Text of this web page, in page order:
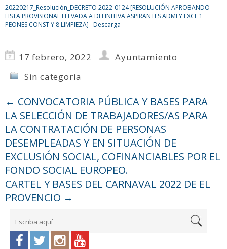
20220217_Resolución_DECRETO 2022-0124 [RESOLUCIÓN APROBANDO
LISTA PROVISIONAL ELEVADA A DEFINITIVA ASPIRANTES ADMI Y EXCL 1
PEONES CONST Y 8 LIMPIEZA] Descarga
17 febrero, 2022
Ayuntamiento
Sin categoría
← CONVOCATORIA PÚBLICA Y BASES PARA
LA SELECCIÓN DE TRABAJADORES/AS PARA
LA CONTRATACIÓN DE PERSONAS
DESEMPLEADAS Y EN SITUACIÓN DE
EXCLUSIÓN SOCIAL, COFINANCIABLES POR EL
FONDO SOCIAL EUROPEO.
CARTEL Y BASES DEL CARNAVAL 2022 DE EL
PROVENCIO →